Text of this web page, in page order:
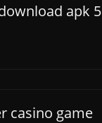
apk 5
casino game